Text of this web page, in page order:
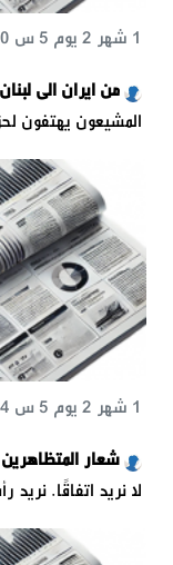
من ايران الى لبنان
1 شهر 2 يوم 5 س 10 د 18 ث
المشيعون يهتفون
شعار
1 شهر 2 يوم 5 س 44 د 29 ث
لا نريد اتفاقًا.